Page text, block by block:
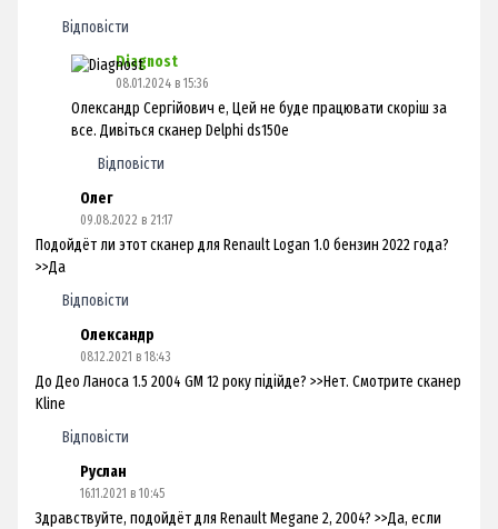
Відповісти
Diagnost
08.01.2024 в 15:36
Олександр Сергійович е, Цей не буде працювати скоріш за
все. Дивіться сканер Delphi ds150e
Відповісти
Олег
09.08.2022 в 21:17
Подойдёт ли этот сканер для Renault Logan 1.0 бензин 2022 года?
>>Да
Відповісти
Олександр
08.12.2021 в 18:43
До Део Ланоса 1.5 2004 GM 12 року підійде? >>Нет. Смотрите сканер
Kline
Відповісти
Руслан
16.11.2021 в 10:45
Здравствуйте, подойдёт для Renault Megane 2, 2004? >>Да, если